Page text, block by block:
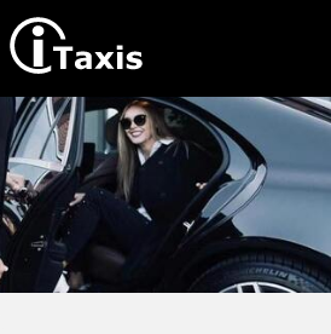
Recherche
Calcul de tarif
Taxis conventionnés
Espace pro